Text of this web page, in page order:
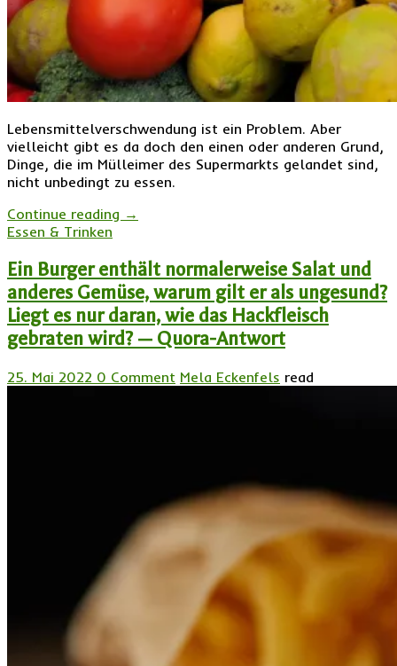
Lebensmittelverschwendung ist ein Problem. Aber
vielleicht gibt es da doch den einen oder anderen Grund,
Dinge, die im Mülleimer des Supermarkts gelandet sind,
nicht unbedingt zu essen.
Continue reading →
Essen & Trinken
Ein Burger enthält normalerweise Salat und
anderes Gemüse, warum gilt er als ungesund?
Liegt es nur daran, wie das Hackfleisch
gebraten wird? — Quora-Antwort
25. Mai 2022 0 Comment Mela Eckenfels read